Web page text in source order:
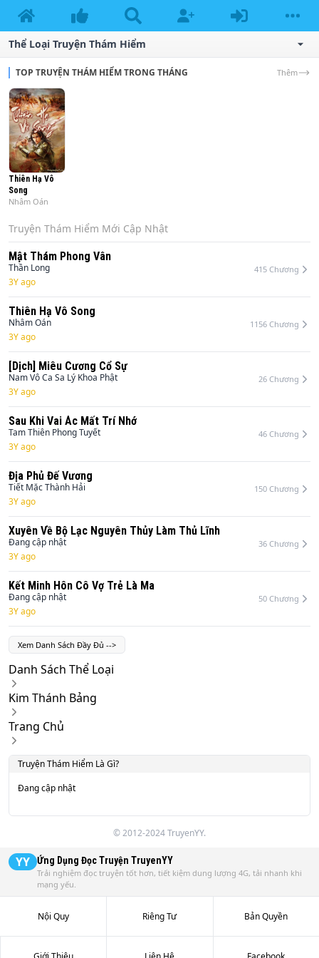
Thể Loại Truyện Thám Hiểm
TOP TRUYỆN THÁM HIỂM TRONG THÁNG Thêm
Thiên Hạ Vô
Song
Nhâm Oán
Truyện Thám Hiểm Mới Cập Nhật
Mật Thám Phong Vân
Thần Long
3Y ago
415 Chương
Thiên Hạ Vô Song
Nhâm Oán
3Y ago
1156 Chương
[Dịch] Miêu Cương Cổ Sự
Nam Vô Ca Sa Lý Khoa Phật
3Y ago
26 Chương
Sau Khi Vai Ác Mất Trí Nhớ
Tam Thiên Phong Tuyết
3Y ago
46 Chương
Địa Phủ Đế Vương
Tiết Mặc Thành Hải
3Y ago
150 Chương
Xuyên Về Bộ Lạc Nguyên Thủy Làm Thủ Lĩnh
Đang cập nhật
3Y ago
36 Chương
Kết Minh Hôn Cô Vợ Trẻ Là Ma
Đang cập nhật
3Y ago
50 Chương
Xem Danh Sách Đầy Đủ -->
Danh Sách Thể Loại
Kim Thánh Bảng
Trang Chủ
TruyệnThám Hiểm Là Gì?
Đang cập nhật
© 2012-2024 TruyenYY.
YY Ứng Dụng Đọc Truyện TruyenYY
Trải nghiệm đọc truyện tốt hơn, tiết kiệm dung lượng 4G, tải nhanh khi
mạng yếu.
Nội Quy Riêng Tư Bản Quyền